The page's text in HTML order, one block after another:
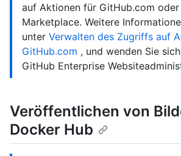
auf Aktionen für GitHub.com
Marketplace. Weitere
unter Verwalten des Zugriffs auf
GitHub.com , und wenden Sie
GitHub Enterprise
Veröffentlichen von
Docker Hub